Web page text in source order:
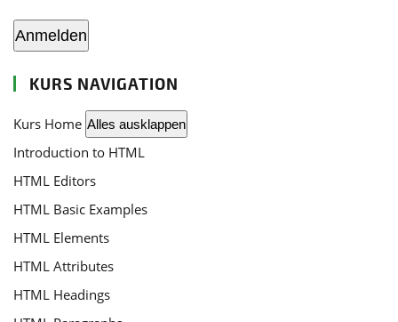
KURS NAVIGATION
Kurs Home Alles ausklappen
Lektionen
Introduction to HTML
HTML Editors
HTML Basic Examples
HTML Elements
HTML Attributes
HTML Headings